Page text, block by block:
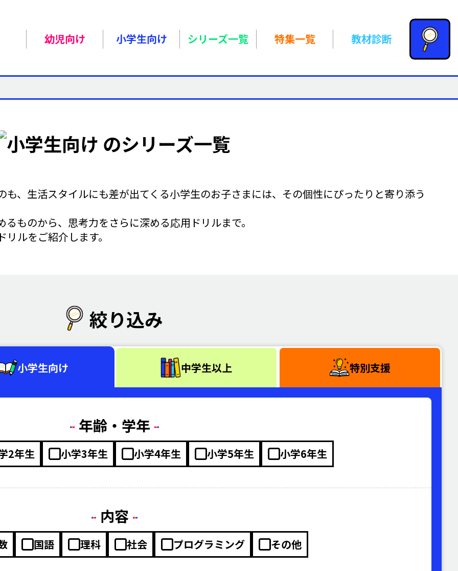
幼児向け 小学生向け シリーズ一覧 特集一覧 教材診断
、生活スタイルにも差が出てくる小学生のお子さまには、その個性にぴったりと寄り添う
ものから、思考力をさらに深める応用ドリルまで。
ルをご紹介します。
絞り込み
小学生向け 中学生以上 特別支援
年齢・学年
2年生 小学3年生 小学4年生 小学5年生 小学6年生
内容
国語 理科 社会 プログラミング その他